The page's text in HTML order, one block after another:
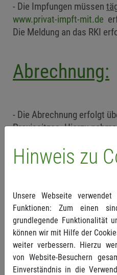
Die Impfungen müssen
www.privat-impft-mit.de
Die Meldung an das RKI
Abrechnung:
Die Abrechnung erfolgt
Praxissitzes. Hierzu
Informationen über die
Sie müssen sich für die
registrieren. Neben Ihren
KV auch eine
die Überweisung.
Hier finden Sie die
die KV Baden-
Link BW
Link BY
Hinweis zu
Unsere Webseite
Funktionen: Zum einen
grundlegende Funktionalität
können wir mit Hilfe der
weiter verbessern. Hierzu
von Website-Besuchern
Einverständnis in die